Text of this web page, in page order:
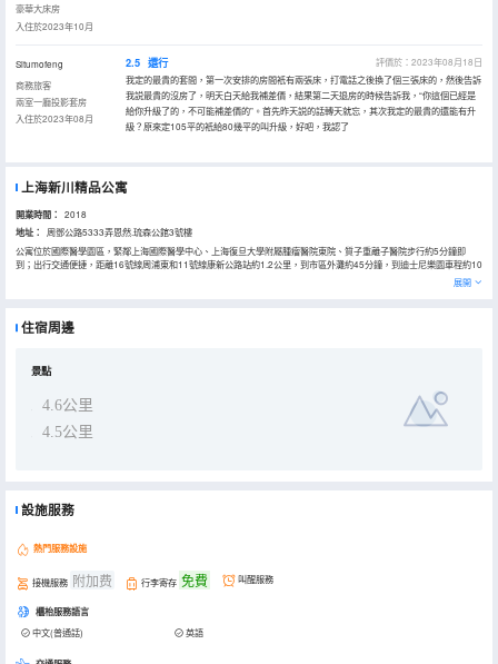
豪華大床房
入住於2023年10月
Situmofeng
商務旅客
兩室一廳投影套房
入住於2023年08月
2.5 還行
評價於：2023年08月18日
我定的最貴的套間，第一次安排的房間衹有兩張床，打電話之後換了個三張床的，然後告訴
我説最貴的沒房了，明天白天給我補差價，結果第二天退房的時候告訴我，“你這個已經是
給你升級了的，不可能補差價的”。首先昨天説的話轉天就忘，其次我定的最貴的還能有升
級？原來定105平的衹給80幾平的叫升級，好吧，我認了
上海新川精品公寓
開業時間： 2018
地址：
周鄧公路5333弄恩然.琉森公館3號樓
公寓位於國際醫學園區，緊鄰上海國際醫學中心、上海復旦大學附屬腫瘤醫院東院、質子重離子醫院步行約5分鐘即
到；出行交通便捷，距離16號線周浦東和11號線康新公路站約1.2公里，到市區外灘約45分鐘，到迪士尼樂園車程約10
展開
住宿周邊
景點
4.6公里
4.5公里
設施服務
熱門服務設施
接機服務 附加费 行李寄存 免費 叫醒服務
櫃枱服務語言
中文(普通話) 英語